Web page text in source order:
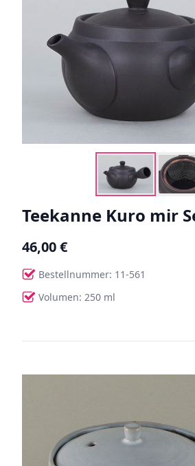
Teekanne Kuro mir
46,00 €
Bestellnummer: 11-561
Volumen: 250 ml